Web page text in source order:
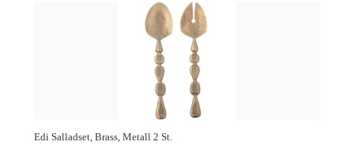
Edi Salladset, Brass, Metall 2 St.